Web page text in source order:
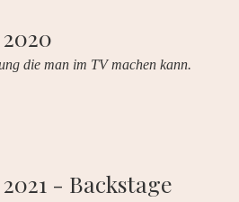
die man im TV machen kann.
- Backstage